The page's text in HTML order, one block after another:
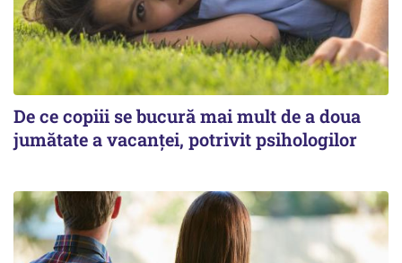
De ce copiii se bucură mai mult de a doua
jumătate a vacanței, potrivit psihologilor